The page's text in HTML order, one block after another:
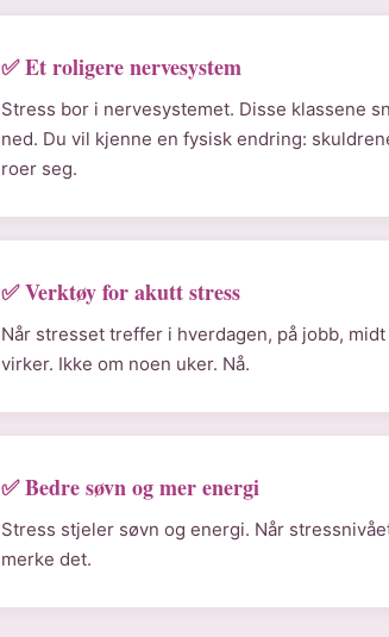
✅ Et roligere nervesystem
Stress bor i nervesystemet. Disse klassene
ned. Du vil kjenne en fysisk endring:
roer seg.
✅ Verktøy for akutt stress
Når stresset treffer i hverdagen, på jobb,
virker. Ikke om noen uker. Nå.
✅ Bedre søvn og mer energi
Stress stjeler søvn og energi. Når
merke det.